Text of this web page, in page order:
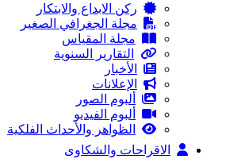
ركن الابداع والابتكار
مجلة الجغرافي الصغير
مجلة المقياس
التقارير السنوية
الأخبار
الإعلانات
ألبوم الصور
ألبوم الفيديو
الظواهر والأحداث الفلكية
الاقراحات والشكاوى